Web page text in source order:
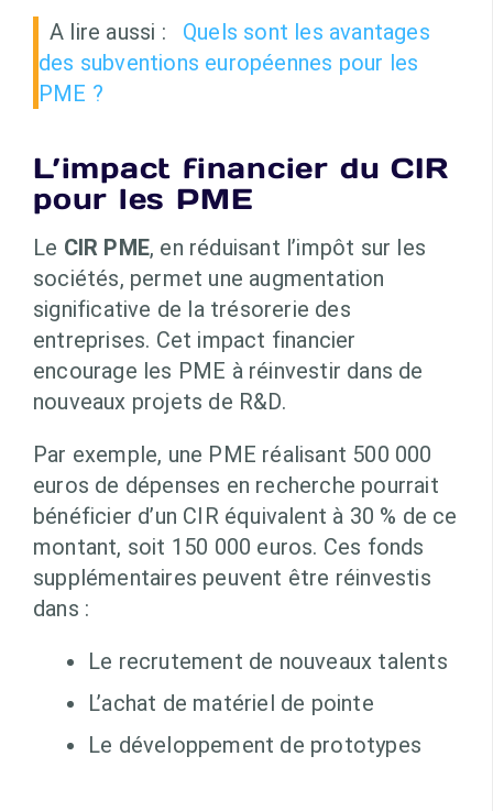
A lire aussi :
Quels sont les avantages
des subventions européennes pour les
PME ?
L’impact financier du CIR
pour les PME
Le CIR PME, en réduisant l’impôt sur les
sociétés, permet une augmentation
significative de la trésorerie des
entreprises. Cet impact financier
encourage les PME à réinvestir dans de
nouveaux projets de R&D.
Par exemple, une PME réalisant 500 000
euros de dépenses en recherche pourrait
bénéficier d’un CIR équivalent à 30 % de ce
montant, soit 150 000 euros. Ces fonds
supplémentaires peuvent être réinvestis
dans :
Le recrutement de nouveaux talents
L’achat de matériel de pointe
Le développement de prototypes